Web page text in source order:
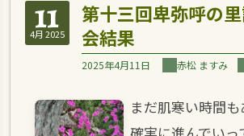
11
4月 2025
第十三回卑弥呼の
会結果
2025年4月11日 赤松 ますみ
まだ肌寒い時間